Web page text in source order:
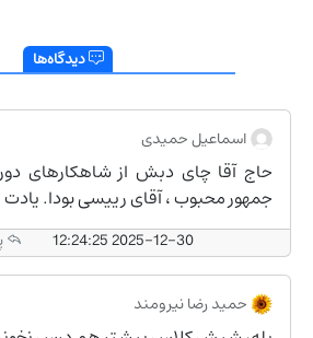
دیدگاه‌ها
اسماعیل حمیدی
حاج آقا چای دبش از شاهکارهای
جمهور محبوب ، آقای رییسی بودا. یادت
2025-12-30 12:24:25
حمید رضا نیرومند